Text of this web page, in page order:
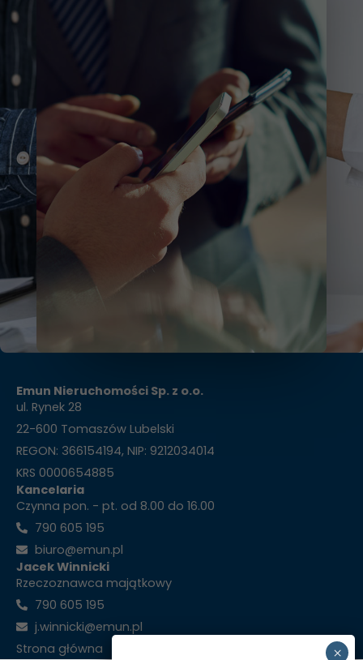
Emun Nieruchomości Sp. z o.o.
ul. Rynek 28
22-600 Tomaszów Lubelski
REGON: 366154194, NIP: 9212034014
KRS 0000654885
Kancelaria
Czynna pon. - pt. od 8.00 do 16.00
790 605 195
biuro@emun.pl
Jacek Winnicki
Rzeczoznawca majątkowy
790 605 195
j.winnicki@emun.pl
Strona główna